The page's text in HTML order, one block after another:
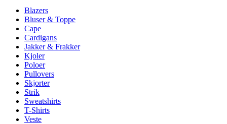
Blazers
Bluser & Toppe
Cape
Cardigans
Jakker & Frakker
Kjoler
Poloer
Pullovers
Skjorter
Strik
Sweatshirts
T-Shirts
Veste